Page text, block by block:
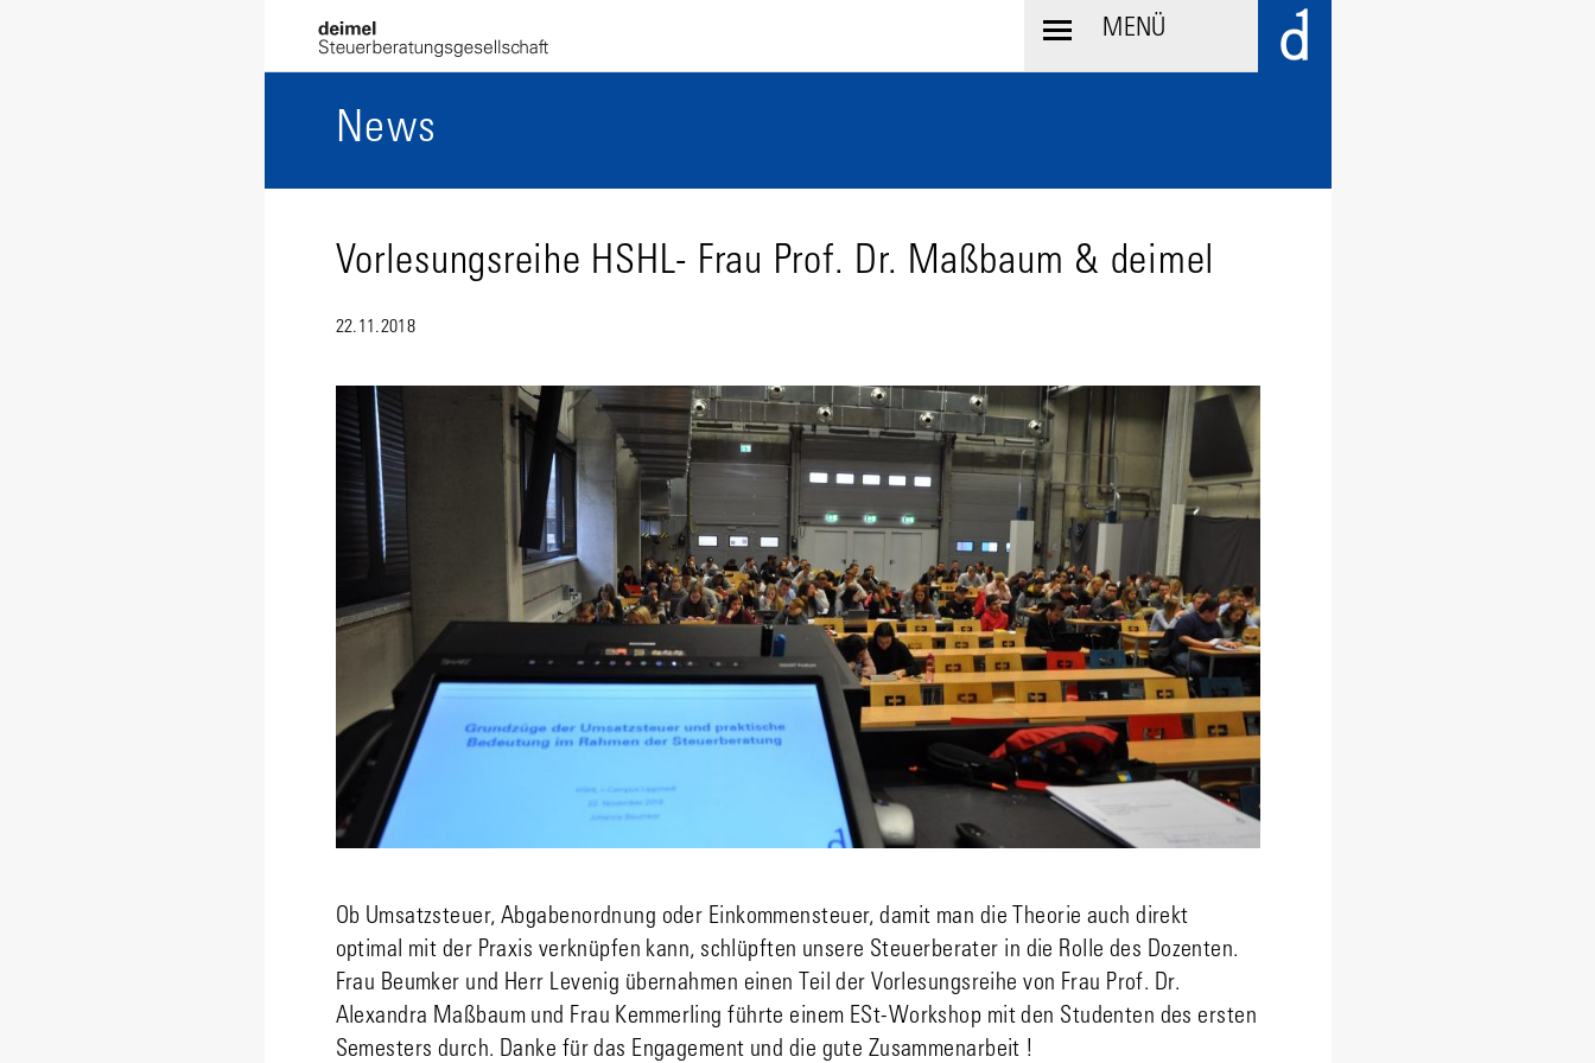
News
Vorlesungsreihe HSHL- Frau Prof. Dr. Maßbaum & deimel
22.11.2018
Ob Umsatzsteuer, Abgabenordnung oder Einkommensteuer, damit man die Theorie auch direkt
optimal mit der Praxis verknüpfen kann, schlüpften unsere Steuerberater in die Rolle des Dozenten.
Frau Beumker und Herr Levenig übernahmen einen Teil der Vorlesungsreihe von Frau Prof. Dr.
Alexandra Maßbaum und Frau Kemmerling führte einem ESt-Workshop mit den Studenten des ersten
Semesters durch. Danke für das Engagement und die gute Zusammenarbeit !